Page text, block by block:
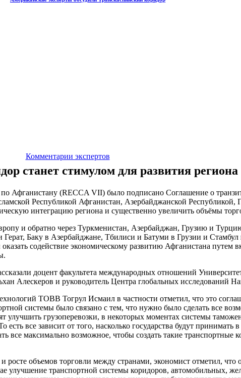
Комментарии экспертов
станет стимулом для развития региона
Афганистану (RECCA VII) было подписано Соглашение о
Республикой Афганистан, Азербайджанской Республикой,
интеграцию региона и существенно увеличить объёмы
и обратно через Туркменистан, Азербайджан, Грузию и
Баку в Азербайджане, Тбилиси и Батуми в Грузии и
содействие экономическому развитию Афганистана
доцент факультета международных отношений
Алескеров и руководитель Центра глобальных исследований
TOBB Тогрул Исмаил в частности отметил, что это
системы было связано с тем, что нужно было сделать все
улучшить грузоперевозки, в некоторых моментах системы
все зависит от того, насколько государства будут принимать
все максимально возможное, чтобы создать такие
объемов торговли между странами, экономист отметил, что
транспортной системы коридоров, автомобильных,